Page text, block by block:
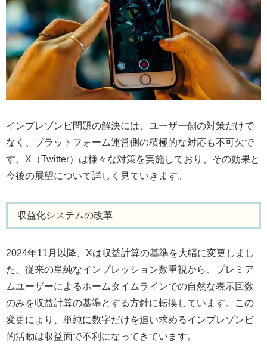
インプレゾンビ問題の解決には、ユーザー側の対策だけで
なく、プラットフォーム運営側の積極的な対応も不可欠で
す。X（Twitter）は様々な対策を実施しており、その効果と
今後の展望について詳しく見ていきます。
収益化システムの改革
2024年11月以降、Xは収益計算の基準を大幅に変更しまし
た。従来の単純なインプレッション数重視から、プレミア
ムユーザーによるホームタイムラインでの自然な表示回数
のみを収益計算の基準とする方針に転換しています。この
変更により、単純に数字だけを追い求めるインプレゾンビ
的活動は収益面で不利になってきています。